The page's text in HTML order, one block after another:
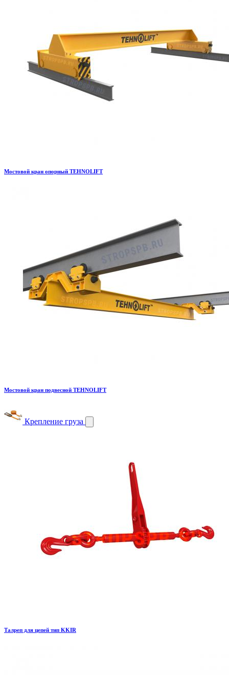
Мостовой кран опорный TEHNOLIFT
Мостовой кран подвесной TEHNOLIFT
Крепление груза
Талреп для цепей тип KKIR